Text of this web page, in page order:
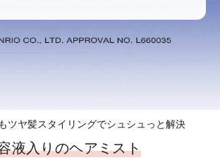
ツヤ髪スタイリングでシュシュっと解決
液入りのヘアミスト